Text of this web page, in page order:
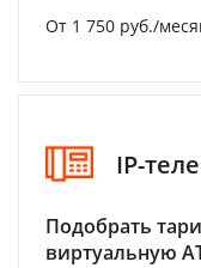
От 1 750 руб./
IP-
Подобрать
виртуальную